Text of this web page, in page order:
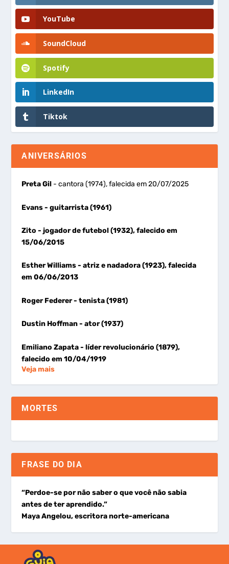
YouTube
SoundCloud
Spotify
LinkedIn
Tiktok
ANIVERSÁRIOS
Preta Gil - cantora (1974), falecida em 20/07/2025
Evans- guitarrista (1961)
Zito- jogador de futebol (1932), falecido em
15/06/2015
Esther Williams- atriz e nadadora (1923), falecida
em 06/06/2013
Roger Federer- tenista (1981)
Dustin Hoffman- ator (1937)
Emiliano Zapata- líder revolucionário (1879),
falecido em 10/04/1919
Veja mais
MORTES
FRASE DO DIA
“Perdoe-se por não saber o que você não sabia
antes de ter aprendido.”
Maya Angelou, escritora norte-americana